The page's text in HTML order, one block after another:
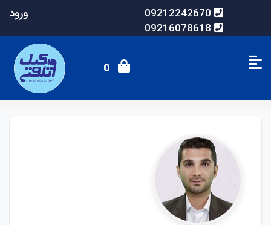
09212242670
09216078618
ورود
0